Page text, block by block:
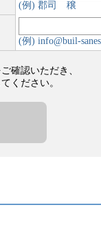
(例) 郡司 穣
(例) info@buil-
確認いただき、
ください。